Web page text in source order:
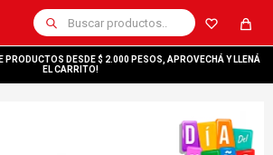
PRODUCTOS DESDE $ 2.000 PESOS, APROVECHÁ Y LLENÁ
EL CARRITO!